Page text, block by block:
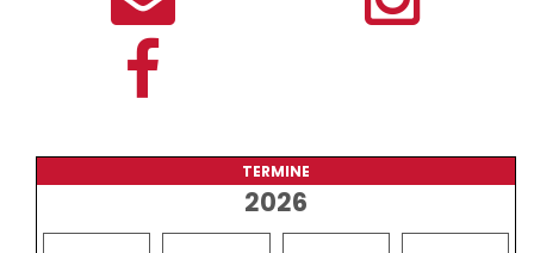
TERMINE
2026